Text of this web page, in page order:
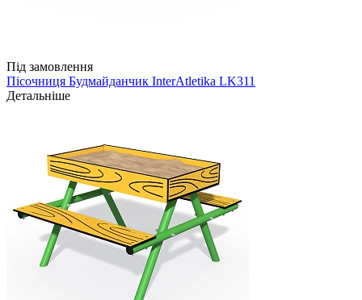
Під замовлення
Пісочниця Будмайданчик InterAtletika LK311
Детальніше